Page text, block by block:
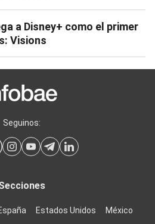
a Disney+ como el primer
Visions
Seguinos:
Estados Unidos México